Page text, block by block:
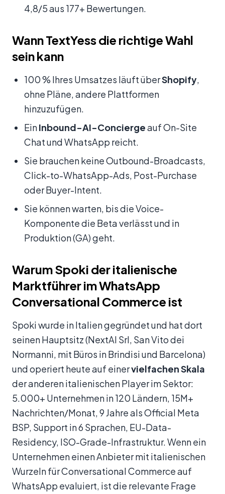
4,8/5 aus 177+ Bewertungen.
Wann TextYess die richtige Wahl
sein kann
100 % Ihres Umsatzes läuft überShopify,
ohne Pläne, andere Plattformen
hinzuzufügen.
EinInbound-AI-Conciergeauf On-Site
Chat und WhatsApp reicht.
Sie brauchen keine Outbound-Broadcasts,
Click-to-WhatsApp-Ads, Post-Purchase
oder Buyer-Intent.
Sie können warten, bis die Voice-
Komponente die Beta verlässt und in
Produktion (GA) geht.
Warum Spoki der italienische
Marktführer im WhatsApp
Conversational Commerce ist
Spoki wurde in Italien gegründet und hat dort
seinen Hauptsitz (NextAI Srl, San Vito dei
Normanni, mit Büros in Brindisi und Barcelona)
und operiert heute auf einervielfachen Skala
der anderen italienischen Player im Sektor:
5.000+ Unternehmen in 120 Ländern, 15M+
Nachrichten/Monat, 9 Jahre als Official Meta
BSP, Support in 6 Sprachen, EU-Data-
Residency, ISO-Grade-Infrastruktur. Wenn ein
Unternehmen einen Anbieter mit italienischen
Wurzeln für Conversational Commerce auf
WhatsApp evaluiert, ist die relevante Frage